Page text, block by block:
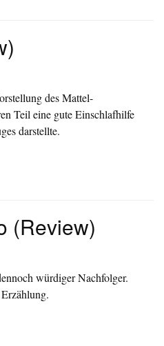
des Mattel-
Teil eine gute Einschlafhilfe
darstellte.
(Review)
würdiger Nachfolger.